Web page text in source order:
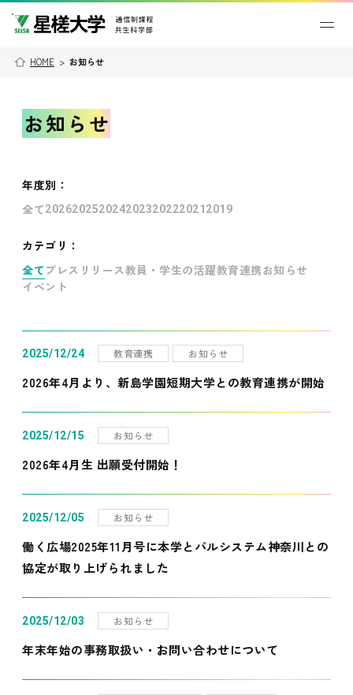
HOME > お知らせ
お知らせ
年度別 ：
全て202620252024202320222021 2019
カテゴリ：
全て プレスリリース教員・学生の活躍教育連携お知らせ
イベント
2025/12/24 教育連携 お知らせ
2026年4月より、新島学園短期大学との教育連携が開始
2025/12/15 お知らせ
2026年4月生 出願受付開始！
2025/12/05 お知らせ
働く広場2025年11月号に本学とパルシステム神奈川との
協定が取り上げられました
2025/12/03 お知らせ
年末年始の事務取扱い・お問い合わせについて